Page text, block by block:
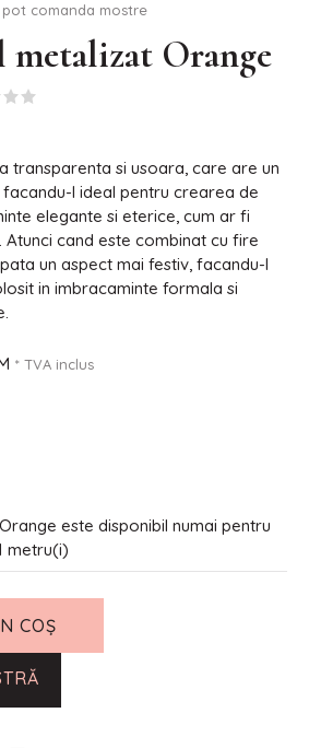
pot comanda mostre
metalizat Orange
transparenta si usoara, care are un
l ideal pentru crearea de
elegante si eterice, cum ar fi
Atunci cand este combinat cu fire
un aspect mai festiv, facandu-l
in imbracaminte formala si
* TVA inclus
este disponibil numai pentru
metru(i)
COȘ